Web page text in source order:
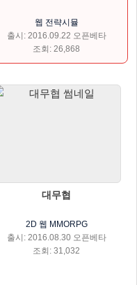
웹 전략시뮬
출시: 2016.09.22 오픈베타
조회: 26,868
대무협
2D 웹 MMORPG
출시: 2016.08.30 오픈베타
조회: 31,032